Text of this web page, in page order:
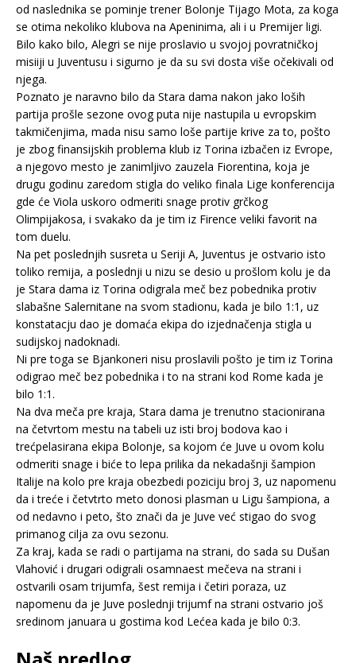
od naslednika se pominje trener Bolonje Tijago Mota, za koga
se otima nekoliko klubova na Apeninima, ali i u Premijer ligi.
Bilo kako bilo, Alegri se nije proslavio u svojoj povratničkoj
misiiji u Juventusu i sigurno je da su svi dosta više očekivali od
njega.
Poznato je naravno bilo da Stara dama nakon jako loših
partija prošle sezone ovog puta nije nastupila u evropskim
takmičenjima, mada nisu samo loše partije krive za to, pošto
je zbog finansijskih problema klub iz Torina izbačen iz Evrope,
a njegovo mesto je zanimljivo zauzela Fiorentina, koja je
drugu godinu zaredom stigla do veliko finala Lige konferencija
gde će Viola uskoro odmeriti snage protiv grčkog
Olimpijakosa, i svakako da je tim iz Firence veliki favorit na
tom duelu.
Na pet poslednjih susreta u Seriji A, Juventus je ostvario isto
toliko remija, a poslednji u nizu se desio u prošlom kolu je da
je Stara dama iz Torina odigrala meč bez pobednika protiv
slabašne Salernitane na svom stadionu, kada je bilo 1:1, uz
konstatacju dao je domaća ekipa do izjednačenja stigla u
sudijskoj nadoknadi.
Ni pre toga se Bjankoneri nisu proslavili pošto je tim iz Torina
odigrao meč bez pobednika i to na strani kod Rome kada je
bilo 1:1.
Na dva meča pre kraja, Stara dama je trenutno stacionirana
na četvrtom mestu na tabeli uz isti broj bodova kao i
trećpelasirana ekipa Bolonje, sa kojom će Juve u ovom kolu
odmeriti snage i biće to lepa prilika da nekadašnji šampion
Italije na kolo pre kraja obezbedi poziciju broj 3, uz napomenu
da i treće i četvtrto meto donosi plasman u Ligu šampiona, a
od nedavno i peto, što znači da je Juve već stigao do svog
primanog cilja za ovu sezonu.
Za kraj, kada se radi o partijama na strani, do sada su Dušan
Vlahović i drugari odigrali osamnaest mečeva na strani i
ostvarili osam trijumfa, šest remija i četiri poraza, uz
napomenu da je Juve poslednji trijumf na strani ostvario još
sredinom januara u gostima kod Lećea kada je bilo 0:3.